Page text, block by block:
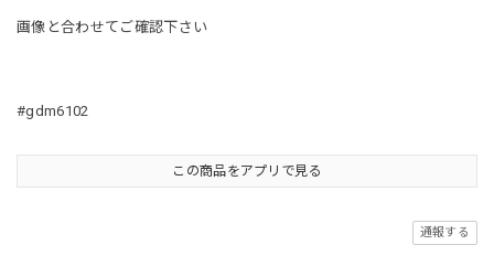
画像と合わせてご確認下さい
#gdm6102
この商品をアプリで見る
通報する